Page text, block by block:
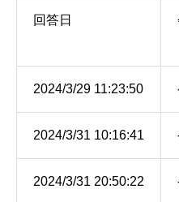
回答日
2024/3/29 11:23:50
2024/3/31 10:16:41
2024/3/31 20:50:22